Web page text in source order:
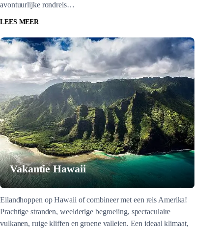
avontuurlijke rondreis…
LEES MEER
Vakantie Hawaii
Eilandhoppen op Hawaii of combineer met een reis Amerika!
Prachtige stranden, weelderige begroeiing, spectaculaire
vulkanen, ruige kliffen en groene valleien. Een ideaal klimaat,